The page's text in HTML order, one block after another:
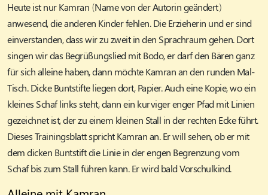
Heute ist nur Kamran (Name von der Autorin geändert)
anwesend, die anderen Kinder fehlen. Die Erzieherin und er sind
einverstanden, dass wir zu zweit in den Sprachraum gehen. Dort
singen wir das Begrüßungslied mit Bodo, er darf den Bären ganz
für sich alleine haben, dann möchte Kamran an den runden Mal-
Tisch. Dicke Buntstifte liegen dort, Papier. Auch eine Kopie, wo ein
kleines Schaf links steht, dann ein kurviger enger Pfad mit Linien
gezeichnet ist, der zu einem kleinen Stall in der rechten Ecke führt.
Dieses Trainingsblatt spricht Kamran an. Er will sehen, ob er mit
dem dicken Buntstift die Linie in der engen Begrenzung vom
Schaf bis zum Stall führen kann. Er wird bald Vorschulkind.